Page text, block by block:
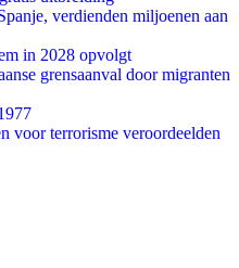
verdienden miljoenen aan
in 2028 opvolgt
grensaanval door migranten
voor terrorisme veroordeelden